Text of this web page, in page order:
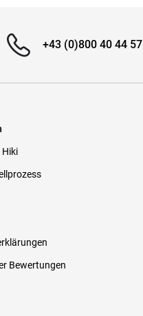
+43 (0)800 40 44 57
Hiki
Bewertungen